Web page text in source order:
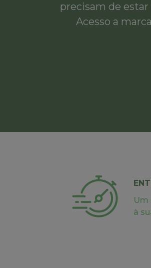
precisam de
Acesso a
Um
à